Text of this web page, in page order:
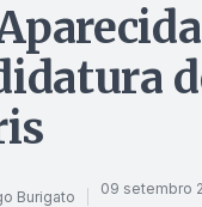
Burigato 09 setembro